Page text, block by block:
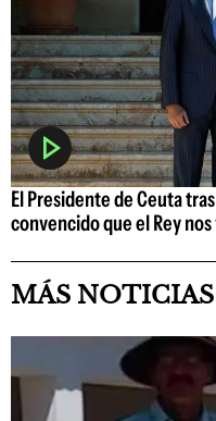
El Presidente de Ceuta
convencido que el Rey
MÁS